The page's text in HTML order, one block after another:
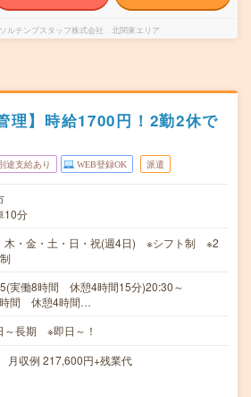
ルテンプスタッフ株式会社 北関東エリア
理】時給1700円！2勤2休で
途支給あり WEB登録OK 派遣
10分
木・金・土・日・祝(週4日) ※シフト制 ※2
実働8時間 休憩4時間15分)20:30～
間 休憩4時間…
～長期 ※即日～！
収例 217,600円+残業代